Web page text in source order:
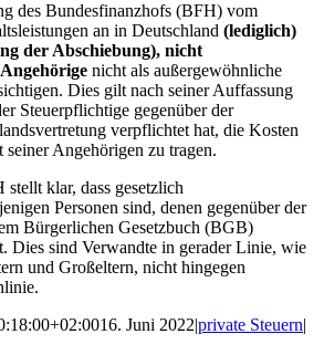
des Bundesfinanzhofs (BFH) vom
an in Deutschland (lediglich)
der Abschiebung), nicht
nicht als außergewöhnliche
Dies gilt nach seiner Auffassung
Steuerpflichtige gegenüber der
verpflichtet hat, die Kosten
Angehörigen zu tragen.
stellt klar, dass gesetzlich
Personen sind, denen gegenüber der
Bürgerlichen Gesetzbuch (BGB)
Dies sind Verwandte in gerader Linie, wie
und Großeltern, nicht hingegen
16. Juni 2022|private Steuern|